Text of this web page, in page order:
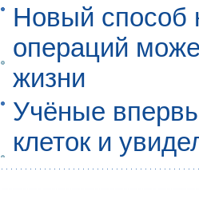
Новый способ
операций
жизни
Учёные
клеток и